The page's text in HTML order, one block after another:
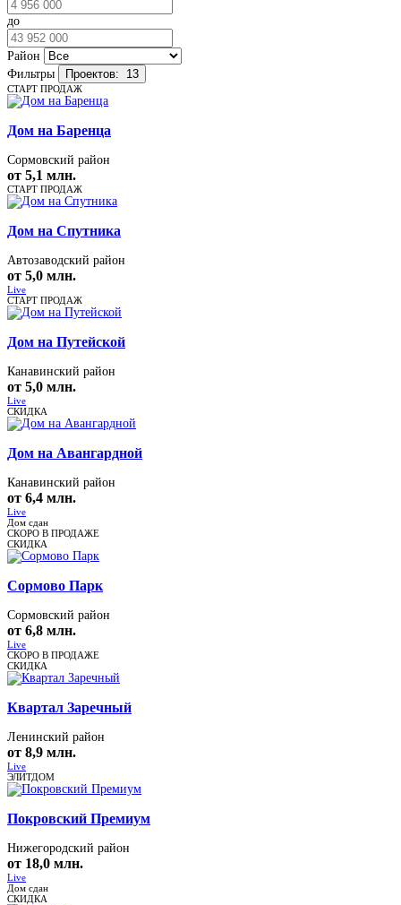
до
Район
Фильтры
Проектов: 13
СТАРТ ПРОДАЖ
Дом на Баренца
Сормовский район
от 5,1 млн.
СТАРТ ПРОДАЖ
Дом на Спутника
Автозаводский район
от 5,0 млн.
Live
СТАРТ ПРОДАЖ
Дом на Путейской
Канавинский район
от 5,0 млн.
Live
СКИДКА
Дом на Авангардной
Канавинский район
от 6,4 млн.
Live
Дом сдан
СКОРО В ПРОДАЖЕ
СКИДКА
Сормово Парк
Сормовский район
от 6,8 млн.
Live
СКОРО В ПРОДАЖЕ
СКИДКА
Квартал Заречный
Ленинский район
от 8,9 млн.
Live
ЭЛИТДОМ
Покровский Премиум
Нижегородский район
от 18,0 млн.
Live
Дом сдан
СКИДКА